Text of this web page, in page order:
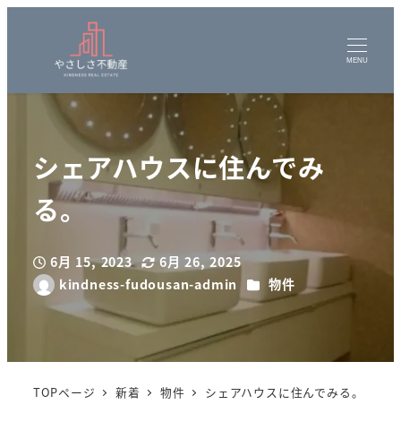
MENU
シェアハウスに住んでみ
る。
投稿日
6月 15, 2023
更新日
6月 26, 2025
著
kindness-fudousan-admin カテゴリー
物件
TOPページ 新着 物件 シェアハウスに住んでみる。